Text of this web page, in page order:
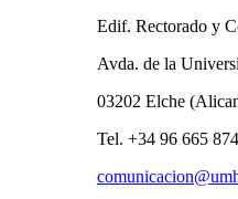
Edif. Rectorado y
Avda. de la
03202 Elche
Tel. +34 96 665